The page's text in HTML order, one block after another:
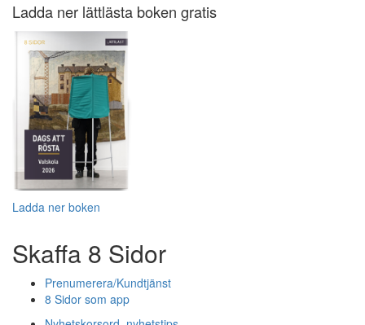
Ladda ner lättlästa boken gratis
Ladda ner boken
Skaffa 8 Sidor
Prenumerera/Kundtjänst
8 Sidor som app